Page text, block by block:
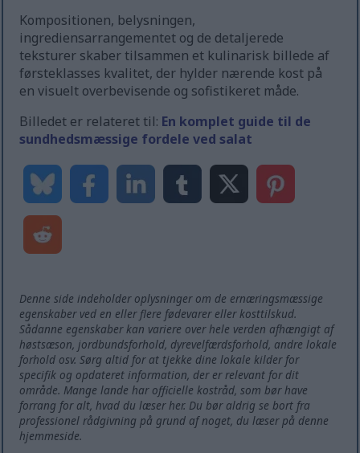
Kompositionen, belysningen,
ingrediensarrangementet og de detaljerede
teksturer skaber tilsammen et kulinarisk billede af
førsteklasses kvalitet, der hylder nærende kost på
en visuelt overbevisende og sofistikeret måde.
Billedet er relateret til: En komplet guide til de
sundhedsmæssige fordele ved salat
Denne side indeholder oplysninger om de ernæringsmæssige
egenskaber ved en eller flere fødevarer eller kosttilskud.
Sådanne egenskaber kan variere over hele verden afhængigt af
høstsæson, jordbundsforhold, dyrevelfærdsforhold, andre lokale
forhold osv. Sørg altid for at tjekke dine lokale kilder for
specifik og opdateret information, der er relevant for dit
område. Mange lande har officielle kostråd, som bør have
forrang for alt, hvad du læser her. Du bør aldrig se bort fra
professionel rådgivning på grund af noget, du læser på denne
hjemmeside.